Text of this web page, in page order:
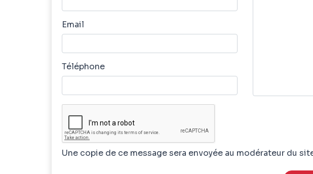
Email
Téléphone
Une copie de ce message sera envoyée au modérateur du